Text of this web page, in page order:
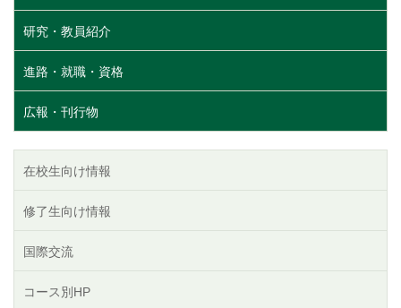
研究・教員紹介
進路・就職・資格
広報・刊行物
在校生向け情報
修了生向け情報
国際交流
コース別HP